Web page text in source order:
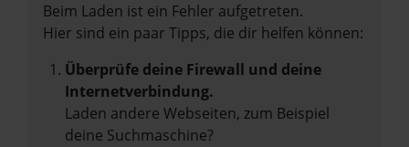
Beim Laden ist ein Fehler aufgetreten.
Hier sind ein paar Tipps, die dir helfen können:
Überprüfe deine Firewall und deine
Internetverbindung.
Laden andere Webseiten, zum Beispiel
deine Suchmaschine?